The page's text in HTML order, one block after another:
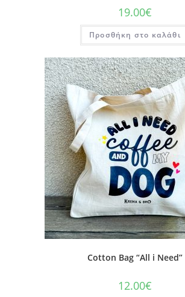
19.00€
Προσθήκη στο καλάθι
Cotton Bag “All i Need”
12.00€